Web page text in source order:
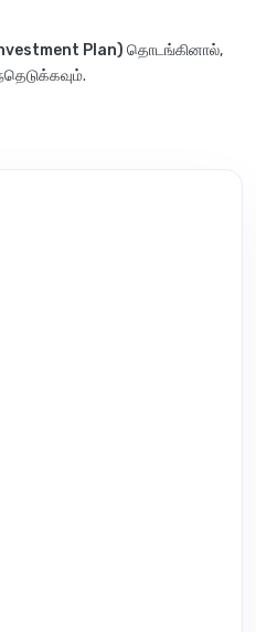
Plan) தொடங்கினால்,